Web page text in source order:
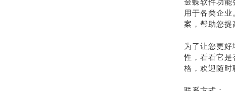
用于各类企
案，帮助您提
为了让您更
性，看看它是
格，欢迎随时